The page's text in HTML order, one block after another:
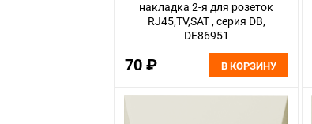
накладка 2-я для розеток
RJ45,TV,SAT , серия DB,
DE86951
70 ₽ В КОРЗИНУ